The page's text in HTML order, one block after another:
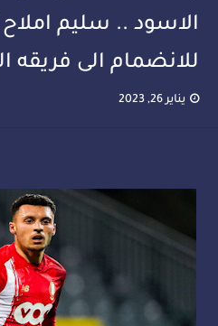
الاسود .. سليم املاح
للانضمام الى فريقه
يناير 26, 2023